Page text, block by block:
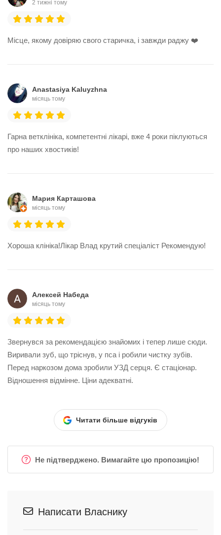
2 тижні тому
Місце, якому довіряю свого старичка, і завжди раджу ❤️
Anastasiya Kaluyzhna
місяць тому
Гарна ветклініка, компетентні лікарі, вже 4 роки піклуються
про наших хвостиків!
Мария Карташова
місяць тому
Хороша клініка!Лікар Влад крутий спеціаліст Рекомендую!
Алексей Набеда
місяць тому
Звернувся за рекомендацією знайомих і тепер лише сюди.
Виривали зуб, що тріснув, у пса і робили чистку зубів.
Перед наркозом дома зробили УЗД серця. Є стаціонар.
Відношення відмінне. Ціни адекватні.
Читати більше відгуків
Не підтверджено. Вимагайте цю пропозицію!
Написати Власнику